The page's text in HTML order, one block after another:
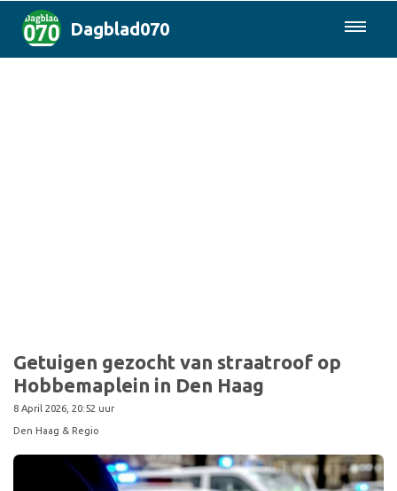
Dagblad070
Getuigen gezocht van straatroof op
Hobbemaplein in Den Haag
8 April 2026, 20:52 uur
Den Haag & Regio